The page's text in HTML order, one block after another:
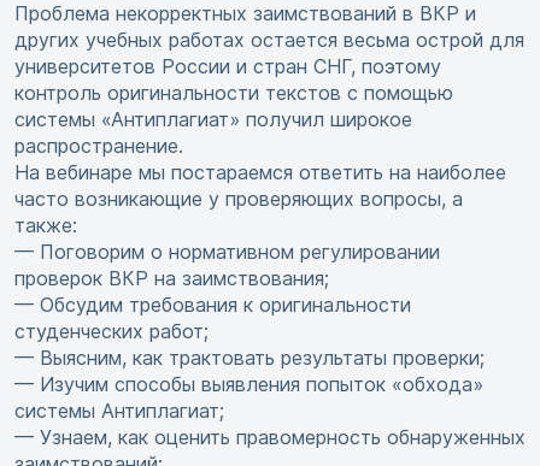
Проблема некорректных заимствований в ВКР и
других учебных работах остается весьма острой для
университетов России и стран СНГ, поэтому
контроль оригинальности текстов с помощью
системы «Антиплагиат» получил широкое
распространение.
На вебинаре мы постараемся ответить на наиболее
часто возникающие у проверяющих вопросы, а
также:
— Поговорим о нормативном регулировании
проверок ВКР на заимствования;
— Обсудим требования к оригинальности
студенческих работ;
— Выясним, как трактовать результаты проверки;
— Изучим способы выявления попыток «обхода»
системы Антиплагиат;
— Узнаем, как оценить правомерность обнаруженных